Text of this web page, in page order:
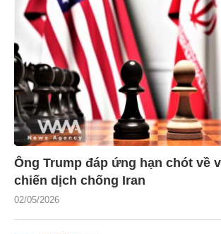
Ông Trump đáp ứng hạn chót về
chiến dịch chống Iran
02/05/2026